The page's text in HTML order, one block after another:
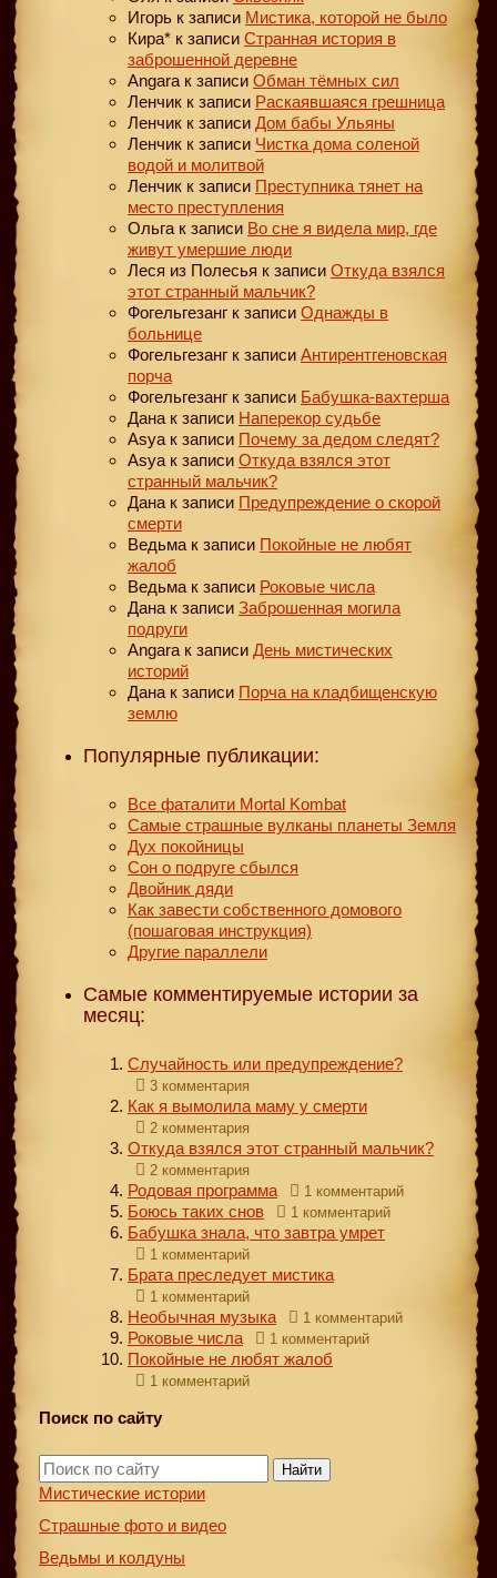
Игорь к записи Мистика, которой не было
Кира* к записи Странная история в
заброшенной деревне
Angara к записи Обман тёмных сил
Ленчик к записи Раскаявшаяся грешница
Ленчик к записи Дом бабы Ульяны
Ленчик к записи Чистка дома соленой
водой и молитвой
Ленчик к записи Преступника тянет на
место преступления
Ольга к записи Во сне я видела мир, где
живут умершие люди
Леся из Полесья к записи Откуда взялся
этот странный мальчик?
Фогельгезанг к записи Однажды в
больнице
Фогельгезанг к записи Антирентгеновская
порча
Фогельгезанг к записи Бабушка-вахтерша
Дана к записи Наперекор судьбе
Asya к записи Почему за дедом следят?
Asya к записи Откуда взялся этот
странный мальчик?
Дана к записи Предупреждение о скорой
смерти
Ведьма к записи Покойные не любят
жалоб
Ведьма к записи Роковые числа
Дана к записи Заброшенная могила
подруги
Angara к записи День мистических
историй
Дана к записи Порча на кладбищенскую
землю
Популярные публикации:
Все фаталити Mortal Kombat
Самые страшные вулканы планеты Земля
Дух покойницы
Сон о подруге сбылся
Двойник дяди
Как завести собственного домового
(пошаговая инструкция)
Другие параллели
Самые комментируемые истории за
месяц:
Случайность или предупреждение?
3 комментария
Как я вымолила маму у смерти
2 комментария
Откуда взялся этот странный мальчик?
2 комментария
Родовая программа 1 комментарий
Боюсь таких снов 1 комментарий
Бабушка знала, что завтра умрет
1 комментарий
Брата преследует мистика
1 комментарий
Необычная музыка 1 комментарий
Роковые числа 1 комментарий
Покойные не любят жалоб
1 комментарий
Поиск по сайту
Найти
Мистические истории
Страшные фото и видео
Ведьмы и колдуны